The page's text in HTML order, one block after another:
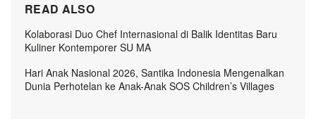
READ ALSO
Kolaborasi Duo Chef Internasional di Balik Identitas Baru
Kuliner Kontemporer SU MA
Hari Anak Nasional 2026, Santika Indonesia Mengenalkan
Dunia Perhotelan ke Anak-Anak SOS Children’s Villages